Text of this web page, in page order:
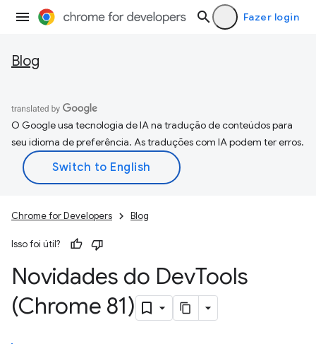
Fazer login
Blog
O Google usa tecnologia de IA na tradução de conteúdos para
seu idioma de preferência. As traduções com IA podem ter erros.
Chrome for Developers Blog
Isso foi útil?
Novidades do DevTools
(Chrome 81)